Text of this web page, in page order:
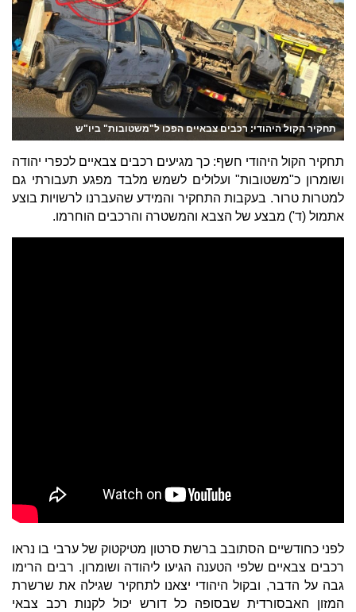
תחקיר הקול היהודי: רכבים צבאיים הפכו ל"משטובות" ביו"ש
תחקיר הקול היהודי חשף: כך מגיעים רכבים צבאיים לכפרי יהודה
ושומרון כ"משטובות" ועלולים לשמש מלבד מפגע תעבורתי גם
למטרות טרור. בעקבות התחקיר והמידע שהעברנו לרשויות בוצע
אתמול (ד') מבצע של הצבא והמשטרה והרכבים הוחרמו.
לפני כחודשיים הסתובב ברשת סרטון מטיקטוק של ערבי בו נראו
רכבים צבאיים שלפי הטענה הגיעו ליהודה ושומרון. רבים הרימו
גבה על הדבר, ובקול היהודי יצאנו לתחקיר שגילה את שרשרת
המזון האבסורדית שבסופה כל דורש יכול לקנות רכב צבאי